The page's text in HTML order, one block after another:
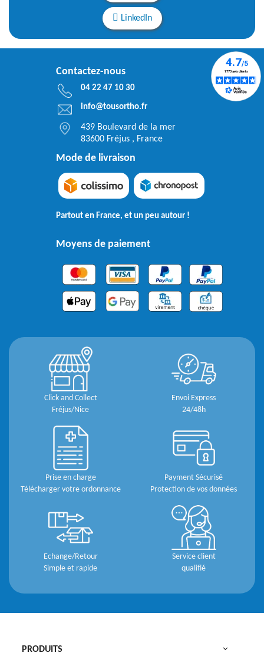
LinkedIn
Contactez-nous
04 22 47 10 30
info@tousortho.fr
439 Boulevard de la mer
83600 Fréjus , France
Mode de livraison
Partout en France, et un peu autour !
Moyens de paiement
Click and Collect
Fréjus/Nice
Envoi Express
24/48h
Prise en charge
Télécharger votre ordonnance
Payment Sécurisé
Protection de vos données
Echange/Retour
Simple et rapide
Service client
qualifié
PRODUITS 